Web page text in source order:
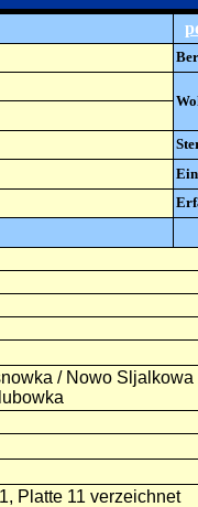
/ Nowo Sljalkowa
Platte 11 verzeichnet